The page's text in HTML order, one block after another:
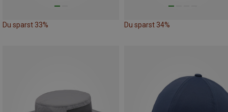
Du sparst 33% Du sparst 34%